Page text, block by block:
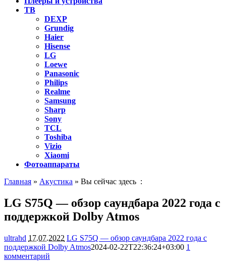
ТВ
DEXP
Grundig
Haier
Hisense
LG
Loewe
Panasonic
Philips
Realme
Samsung
Sharp
Sony
TCL
Toshiba
Vizio
Xiaomi
Фотоаппараты
Главная » Акустика » Вы сейчас здесь :
LG S75Q — обзор саундбара 2022 года с
поддержкой Dolby Atmos
ultrahd 17.07.2022 LG S75Q — обзор саундбара 2022 года с
поддержкой Dolby Atmos2024-02-22T22:36:24+03:00 1
комментарий